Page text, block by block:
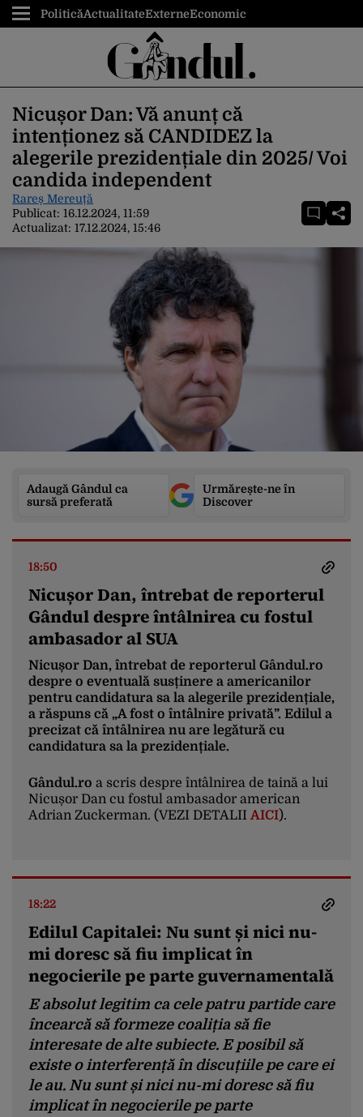
PoliticăActualitateExterneEconomic
Nicușor Dan: Vă anunț că
intenționez să CANDIDEZ la
alegerile prezidențiale din 2025/ Voi
candida independent
Rareș Mereuță
Publicat: 16.12.2024, 11:59
Actualizat: 17.12.2024, 15:46
Adaugă Gândul ca
sursă preferată
Urmărește-ne în
Discover
18:50
Nicușor Dan, întrebat de reporterul
Gândul despre întâlnirea cu fostul
ambasador al SUA
Nicușor Dan, întrebat de reporterul Gândul.ro
despre o eventuală susținere a americanilor
pentru candidatura sa la alegerile prezidențiale,
a răspuns că „A fost o întâlnire privată”. Edilul a
precizat că întâlnirea nu are legătură cu
candidatura sa la prezidențiale.
Gândul.ro a scris despre întâlnirea de taină a lui
Nicușor Dan cu fostul ambasador american
Adrian Zuckerman. (VEZI DETALII AICI).
18:22
Edilul Capitalei: Nu sunt și nici nu-
mi doresc să fiu implicat în
negocierile pe parte guvernamentală
E absolut legitim ca cele patru partide care
încearcă să formeze coaliția să fie
interesate de alte subiecte. E posibil să
existe o interferență în discuțiile pe care ei
le au. Nu sunt și nici nu-mi doresc să fiu
implicat în negocierile pe parte